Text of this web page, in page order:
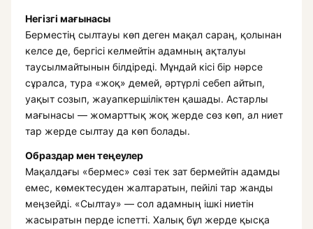
Негізгі мағынасы
Берместің сылтауы көп деген мақал сараң, қолынан
келсе де, бергісі келмейтін адамның ақталуы
таусылмайтынын білдіреді. Мұндай кісі бір нәрсе
сұралса, тура «жоқ» демей, әртүрлі себеп айтып,
уақыт созып, жауапкершіліктен қашады. Астарлы
мағынасы — жомарттық жоқ жерде сөз көп, ал ниет
тар жерде сылтау да көп болады.
Образдар мен теңеулер
Мақалдағы «бермес» сөзі тек зат бермейтін адамды
емес, көмектесуден жалтаратын, пейілі тар жанды
меңзейді. «Сылтау» — сол адамның ішкі ниетін
жасыратын перде іспетті. Халық бұл жерде қысқа